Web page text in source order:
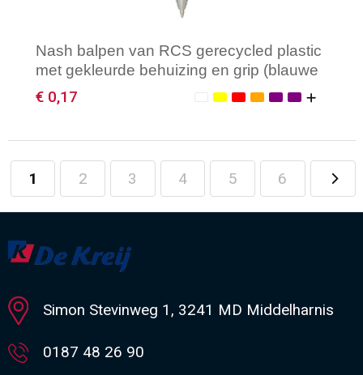
Nash balpen van RCS gerecycled plastic
met gekleurde behuizing en grip (blauwe
inkt)
€ 0,17
Minimale afname: 1
1 2 3 4 5 6
Simon Stevinweg 1, 3241 MD Middelharnis
0187 48 26 90